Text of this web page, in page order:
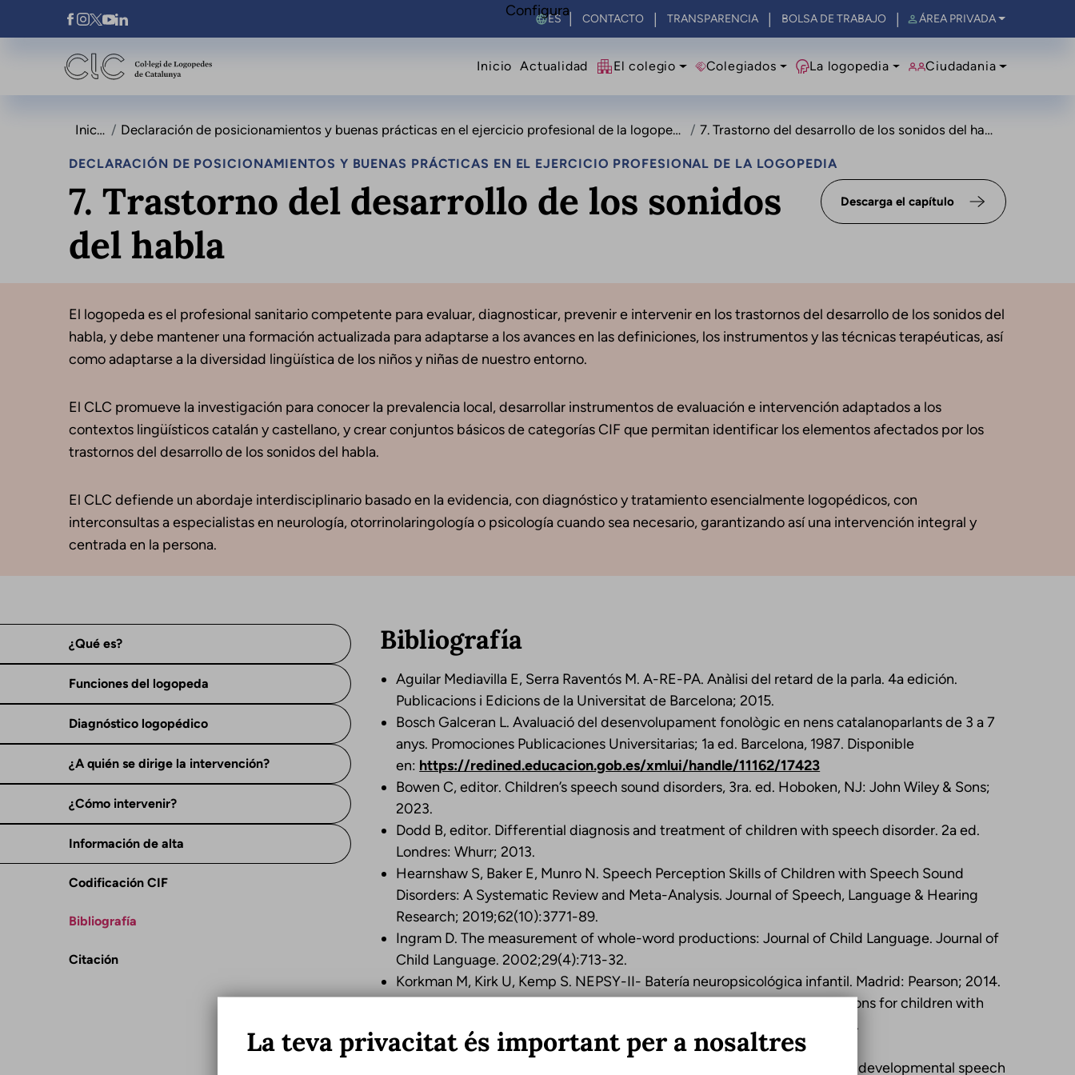
Pasar al contenido principal
Xarxes Socials Select your language
CONTACTO TRANSPARENCIA BOLSA DE TRABAJO ÁREA PRIVADA
Navegació principal
Inicio Actualidad El colegio Colegiados La logopedia Ciudadania
Inicio Declaración de posicionamientos y buenas prácticas en el ejercicio profesional de la logopedia 7. Trastorno del desarrollo de los sonidos del habla
DECLARACIÓN DE POSICIONAMIENTOS Y BUENAS PRÁCTICAS EN EL EJERCICIO PROFESIONAL DE LA LOGOPEDIA
7. Trastorno del desarrollo de los sonidos
del habla
Descarga el capítulo
El logopeda es el profesional sanitario competente para evaluar, diagnosticar, prevenir e intervenir en los trastornos del desarrollo de los sonidos del
habla, y debe mantener una formación actualizada para adaptarse a los avances en las definiciones, los instrumentos y las técnicas terapéuticas, así
como adaptarse a la diversidad lingüística de los niños y niñas de nuestro entorno.
El CLC promueve la investigación para conocer la prevalencia local, desarrollar instrumentos de evaluación e intervención adaptados a los
contextos lingüísticos catalán y castellano, y crear conjuntos básicos de categorías CIF que permitan identificar los elementos afectados por los
trastornos del desarrollo de los sonidos del habla.
El CLC defiende un abordaje interdisciplinario basado en la evidencia, con diagnóstico y tratamiento esencialmente logopédicos, con
interconsultas a especialistas en neurología, otorrinolaringología o psicología cuando sea necesario, garantizando así una intervención integral y
centrada en la persona.
¿Qué es?
Funciones del logopeda
Diagnóstico logopédico
¿A quién se dirige la intervención?
¿Cómo intervenir?
Información de alta
Codificación CIF
Bibliografía
Citación
Bibliografía
Aguilar Mediavilla E, Serra Raventós M. A-RE-PA. Anàlisi del retard de la parla. 4a edición.
Publicacions i Edicions de la Universitat de Barcelona; 2015.
Bosch Galceran L. Avaluació del desenvolupament fonològic en nens catalanoparlants de 3 a 7
anys. Promociones Publicaciones Universitarias; 1a ed. Barcelona, 1987. Disponible
en: https://redined.educacion.gob.es/xmlui/handle/11162/17423
Bowen C, editor. Children’s speech sound disorders, 3ra. ed. Hoboken, NJ: John Wiley & Sons;
2023.
Dodd B, editor. Differential diagnosis and treatment of children with speech disorder. 2a ed.
Londres: Whurr; 2013.
Hearnshaw S, Baker E, Munro N. Speech Perception Skills of Children with Speech Sound
Disorders: A Systematic Review and Meta-Analysis. Journal of Speech, Language & Hearing
Research; 2019;62(10):3771-89.
Ingram D. The measurement of whole-word productions: Journal of Child Language. Journal of
Child Language. 2002;29(4):713-32.
Korkman M, Kirk U, Kemp S. NEPSY-II- Batería neuropsicológica infantil. Madrid: Pearson; 2014.
Law J, Dennis JA, Charlton JJV. Speech and language therapy interventions for children with
primary speech and/or language disorders. Cochrane Database Syst Rev.
2017;2017(1):CD012490. https://doi.org.10.1002/14651858.CD012490
Lee ASY, Gibbon FE. Non‐speech oral motor treatment for children with developmental speech
Configura
La teva privacitat és important per a nosaltres